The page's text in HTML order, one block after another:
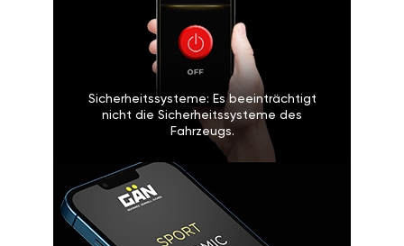
Sicherheitssysteme: Es beeinträchtigt
nicht die Sicherheitssysteme des
Fahrzeugs.